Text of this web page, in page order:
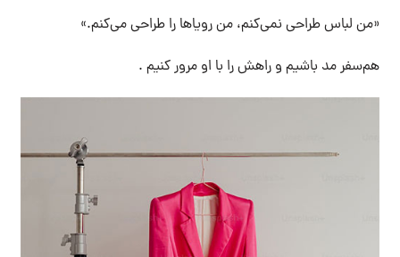
«من لباس طراحی نمی‌کنم، من رویاها را طراحی می‌کنم.»
هم‌سفر مد باشیم و راهش را با او مرور کنیم .